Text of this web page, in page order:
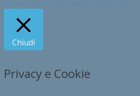
Chiudi
Privacy e Cookie